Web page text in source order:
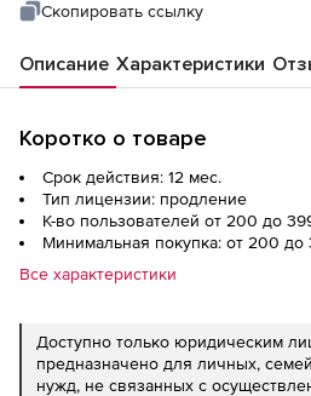
Скопировать ссылку
Описание Характеристики
Коротко о товаре
Срок действия: 12 мес.
Тип лицензии: продление
К-во пользователей от 200 до
Минимальная покупка: от 200 до
Все характеристики
Доступно только юридическим
предназначено для личных,
нужд, не связанных с